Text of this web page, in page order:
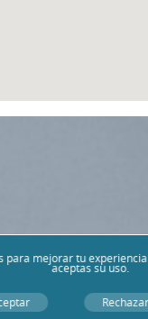
para mejorar tu
aceptas su uso.